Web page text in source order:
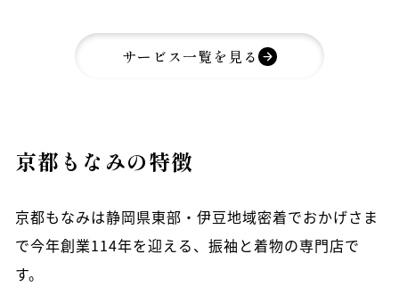
サービス一覧を見る
京都もなみの特徴
京都もなみは静岡県東部・伊豆地域密着でおかげさま
で今年創業114年を迎える、振袖と着物の専門店で
す。